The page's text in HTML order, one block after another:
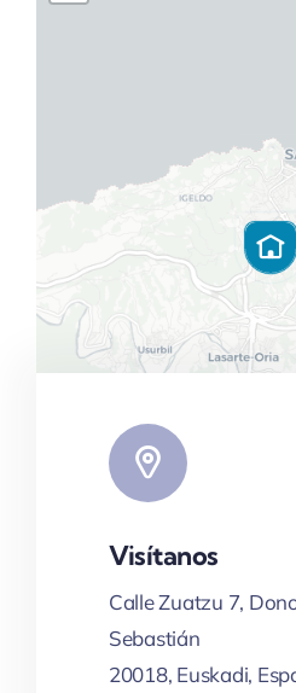
|Map tiles byCARTO
OpenStreetMap, under ODbL.
Visítanos
Calle Zuatzu 7,
Sebastián
20018, Euskadi,